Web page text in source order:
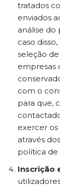
tratados
enviados
análise do
caso
seleção de
empresas
com o
para que,
exercer
através
política de
Inscrição